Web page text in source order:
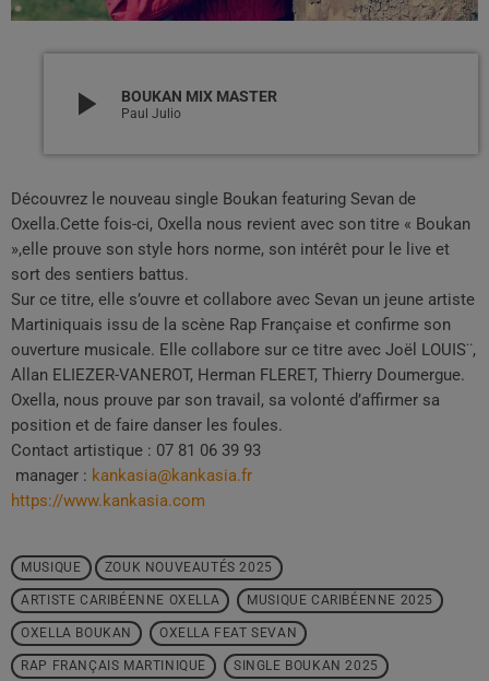
play_arrow BOUKAN MIX MASTER
Paul Julio
Découvrez le nouveau single Boukan featuring Sevan de
Oxella.Cette fois-ci, Oxella nous revient avec son titre « Boukan
»,elle prouve son style hors norme, son intérêt pour le live et
sort des sentiers battus.
Sur ce titre, elle s’ouvre et collabore avec Sevan un jeune artiste
Martiniquais issu de la scène Rap Française et confirme son
ouverture musicale. Elle collabore sur ce titre avec Joël LOUIS¨,
Allan ELIEZER-VANEROT, Herman FLERET, Thierry Doumergue.
Oxella, nous prouve par son travail, sa volonté d’affirmer sa
position et de faire danser les foules.
Contact artistique : 07 81 06 39 93
manager : kankasia@kankasia.fr
https://www.kankasia.com
MUSIQUE ZOUK NOUVEAUTÉS 2025
ARTISTE CARIBÉENNE OXELLA MUSIQUE CARIBÉENNE 2025
OXELLA BOUKAN OXELLA FEAT SEVAN
RAP FRANÇAIS MARTINIQUE SINGLE BOUKAN 2025